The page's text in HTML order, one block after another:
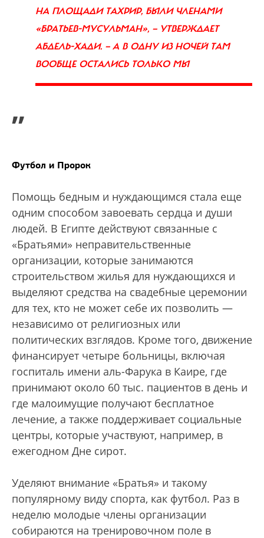
НА ПЛОЩАДИ ТАХРИР, БЫЛИ ЧЛЕНАМИ
«БРАТЬЕВ-МУСУЛЬМАН», — УТВЕРЖДАЕТ
АБДЕЛЬ-ХАДИ. — А В ОДНУ ИЗ НОЧЕЙ ТАМ
ВООБЩЕ ОСТАЛИСЬ ТОЛЬКО МЫ
”
Футбол и Пророк
Помощь бедным и нуждающимся стала еще
одним способом завоевать сердца и души
людей. В Египте действуют связанные с
«Братьями» неправительственные
организации, которые занимаются
строительством жилья для нуждающихся и
выделяют средства на свадебные церемонии
для тех, кто не может себе их позволить —
независимо от религиозных или
политических взглядов. Кроме того, движение
финансирует четыре больницы, включая
госпиталь имени аль-Фарука в Каире, где
принимают около 60 тыс. пациентов в день и
где малоимущие получают бесплатное
лечение, а также поддерживает социальные
центры, которые участвуют, например, в
ежегодном Дне сирот.
Уделяют внимание «Братья» и такому
популярному виду спорта, как футбол. Раз в
неделю молодые члены организации
собираются на тренировочном поле в